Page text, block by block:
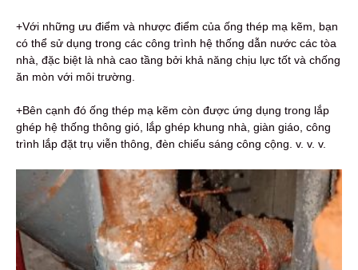
+Với những ưu điểm và nhược điểm của ống thép mạ kẽm, bạn
có thể sử dụng trong các công trình hệ thống dẫn nước các tòa
nhà, đặc biệt là nhà cao tầng bởi khả năng chịu lực tốt và chống
ăn mòn với môi trường.
+Bên cạnh đó ống thép mạ kẽm còn được ứng dụng trong lắp
ghép hệ thống thông gió, lắp ghép khung nhà, giàn giáo, công
trình lắp đặt trụ viễn thông, đèn chiếu sáng công cộng. v. v. v.